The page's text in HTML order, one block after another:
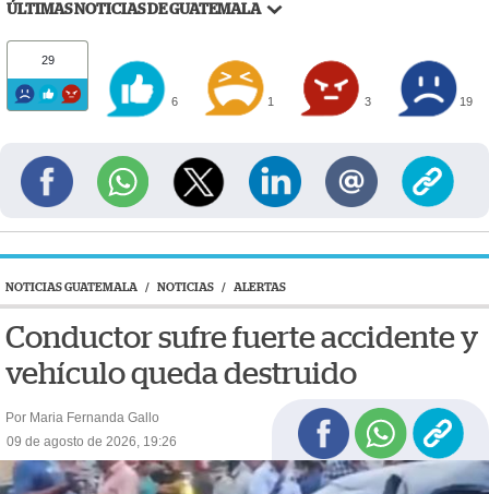
ÚLTIMAS NOTICIAS DE GUATEMALA
29
6 1 3 19
NOTICIAS GUATEMALA / NOTICIAS / ALERTAS
Conductor sufre fuerte accidente y
vehículo queda destruido
Por Maria Fernanda Gallo
09 de agosto de 2026, 19:26